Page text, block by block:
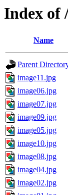
Index of
Name
Parent
image11.jpg
image06.jpg
image07.jpg
image09.jpg
image05.jpg
image10.jpg
image08.jpg
image04.jpg
image02.jpg